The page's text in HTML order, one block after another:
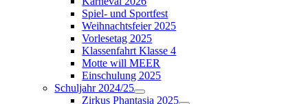
Spiel- und Sportfest
Weihnachtsfeier 2025
Vorlesetag 2025
Klassenfahrt Klasse 4
Motte will MEER
Einschulung 2025
Schuljahr 2024/25
Zirkus Phantasia 2025